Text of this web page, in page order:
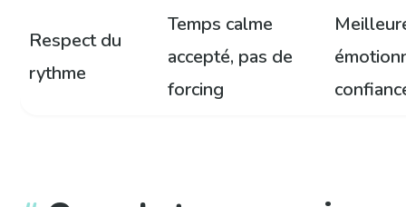
Respect du
rythme
Temps calme
accepté, pas de
forcing